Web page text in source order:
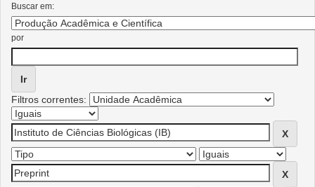
Buscar em:
por
Filtros correntes: